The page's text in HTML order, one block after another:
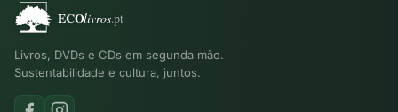
Livros, DVDs e CDs em segunda mão.
Sustentabilidade e cultura, juntos.